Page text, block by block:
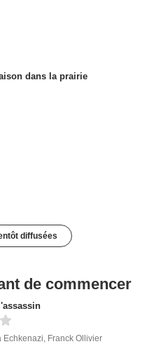
dans la prairie
diffusées
de commencer
Echkenazi Franck Ollivier